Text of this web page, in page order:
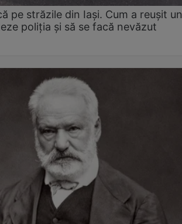
pe străzile din Iași. Cum a reușit un
poliția și să se facă nevăzut